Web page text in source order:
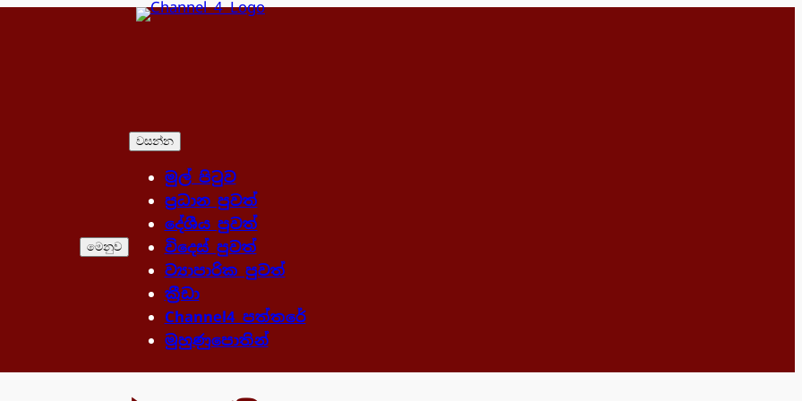
මෙනුව
වසන්න
මුල් පිටුව
ප්‍රධාන පුවත්
දේශීය පුවත්
විදෙස් පුවත්
ව්‍යාපාරික පුවත්
ක්‍රීඩා
Channel4 පත්තරේ
මුහුණුපොතින්